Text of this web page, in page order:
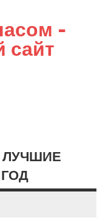
–
сайт
ЛУЧШИЕ